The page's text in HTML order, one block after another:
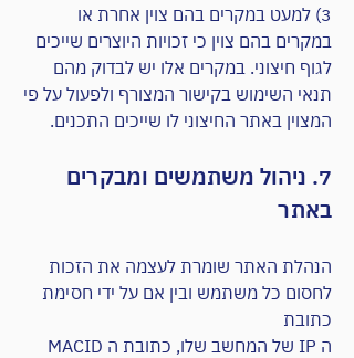
3) למעט במקרים בהם צוין אחרת או
במקרים בהם צוין כי זכויות היוצרים שייכים
לגוף חיצוני. במקרים אלו יש לבדוק מהם
תנאי השימוש בקישור המצורף ולפעול על פי
המצוין באתר החיצוני לו שייכים התכנים.
7. ניהול משתמשים ומבקרים
באתר
הנהלת האתר שומרת לעצמה את הזכות
לחסום כל משתמש ובין אם על ידי חסימת
כתובת
ה IP של המחשב שלו, כתובת ה MACID